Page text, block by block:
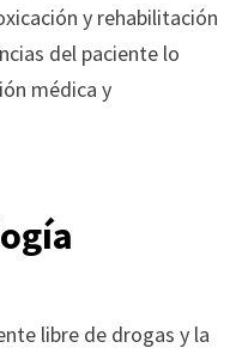
y rehabilitación
del paciente lo
médica y
libre de drogas y la